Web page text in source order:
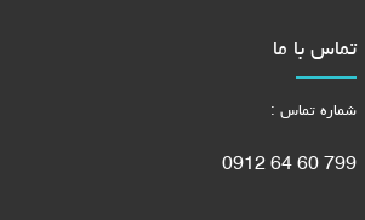
تماس با ما
شماره تماس :
799 60 64 0912